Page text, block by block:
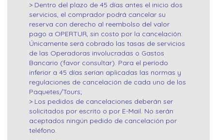
> Dentro del plazo de 45 días antes el inicio dos
servicios, el comprador podrá cancelar su
reserva con derecho al reembolso del valor
pago a OPERTUR, sin costo por la cancelación.
Únicamente será cobrado las tasas de servicios
de las Operadoras involucradas o Gastos
Bancario (favor consultar). Para el período
inferior a 45 días serían aplicadas las normas y
regulaciones de cancelación de cada uno de los
Paquetes/Tours;
> Los pedidos de cancelaciones deberán ser
solicitados por escrito o por E-Mail. No serán
aceptados ningún pedido de cancelación por
teléfono.